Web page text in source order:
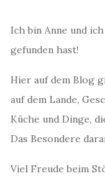
Ich bin Anne und
gefunden hast!
Hier auf dem Blog
auf dem Lande,
Küche und Dinge,
Das Besondere
Viel Freude beim